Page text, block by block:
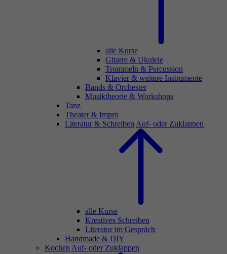
alle Kurse
Gitarre & Ukulele
Trommeln & Percussion
Klavier & weitere Instrumente
Bands & Orchester
Musiktheorie & Workshops
Tanz
Theater & Impro
Literatur & Schreiben Auf- oder Zuklappen
alle Kurse
Kreatives Schreiben
Literatur im Gespräch
Handmade & DIY
Kochen Auf- oder Zuklappen